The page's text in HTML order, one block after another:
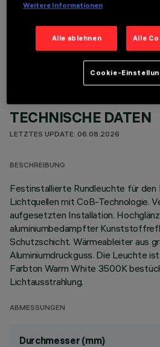
OPTIONALE
TECHNISCHE DATEN
LETZTES UPDATE: 06.08.2026
BESCHREIBUNG
Festinstallierte Rundleuchte für den
Lichtquellen mit CoB-Technologie.
aufgesetzten Installation.
aluminiumbedampfter
Schutzschicht. Wärmeableiter aus
Aluminiumdruckguss. Die Leuchte
Farbton Warm White 3500K
Lichtausstrahlung.
ABMESSUNGEN
Durchmesser (mm)
Weitere Informationen
Alle ablehnen Alle
Cookie-